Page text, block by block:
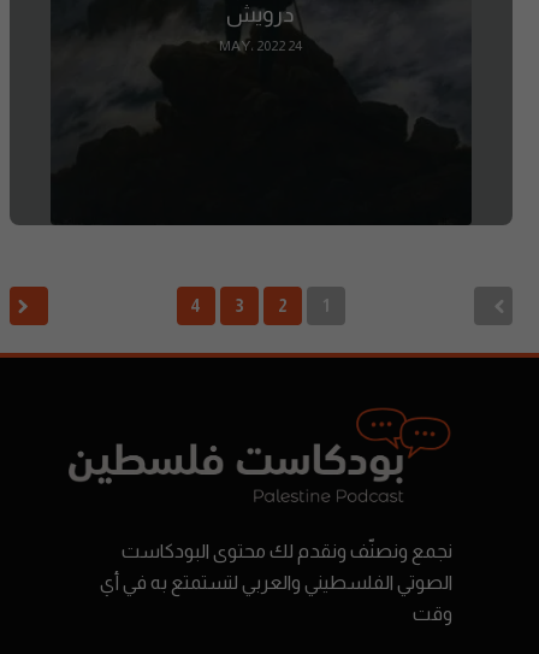
درويش
24 MAY، 2022
1
2
3
4
نجمع ونصنّف ونقدم لك محتوى البودكاست
الصوتي الفلسطيني والعربي لتستمتع به في أي
وقت